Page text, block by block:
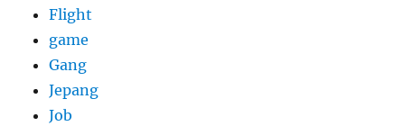
Flight
game
Gang
Jepang
Job